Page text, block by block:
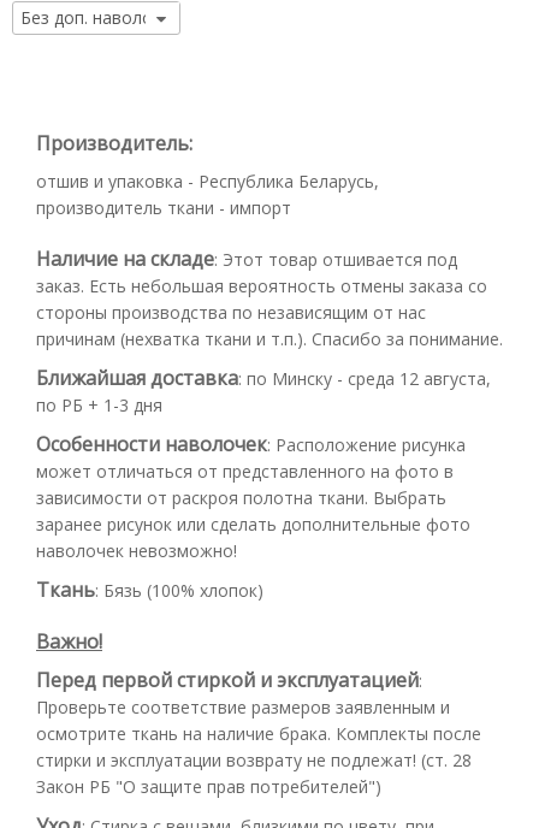
Производитель:
отшив и упаковка - Республика Беларусь,
производитель ткани - импорт
Наличие на складе: Этот товар отшивается под
заказ. Есть небольшая вероятность отмены заказа со
стороны производства по независящим от нас
причинам (нехватка ткани и т.п.). Спасибо за понимание.
Ближайшая доставка: по Минску - среда 12 августа,
по РБ + 1-3 дня
Особенности наволочек: Расположение рисунка
может отличаться от представленного на фото в
зависимости от раскроя полотна ткани. Выбрать
заранее рисунок или сделать дополнительные фото
наволочек невозможно!
Ткань: Бязь (100% хлопок)
Важно!
Перед первой стиркой и эксплуатацией:
Проверьте соответствие размеров заявленным и
осмотрите ткань на наличие брака. Комплекты после
стирки и эксплуатации возврату не подлежат! (ст. 28
Закон РБ "О защите прав потребителей")